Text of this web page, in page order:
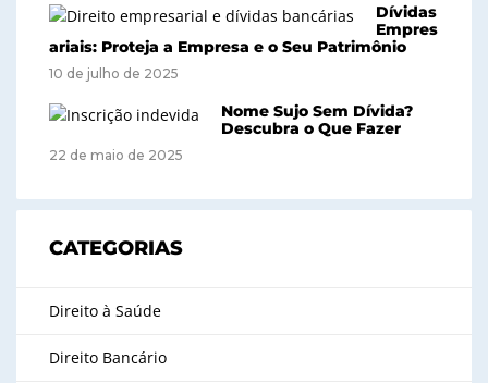
Dívidas
Empres
ariais: Proteja a Empresa e o Seu Patrimônio
10 de julho de 2025
Nome Sujo Sem Dívida?
Descubra o Que Fazer
22 de maio de 2025
CATEGORIAS
Direito à Saúde
Direito Bancário